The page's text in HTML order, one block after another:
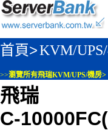
首頁>KVM/
>>瀏覽所有飛瑞KVM/UPS/機房>
飛瑞
C-